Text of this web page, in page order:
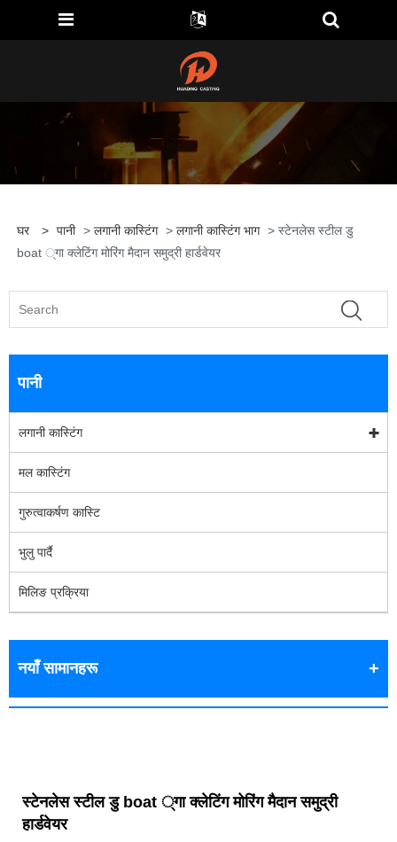
घर > पानी > लगानी कास्टिंग > लगानी कास्टिंग भाग > स्टेनलेस स्टील डु
boat ्गा क्लेटिंग मोरिंग मैदान समुद्री हार्डवेयर
पानी
लगानी कास्टिंग
मल कास्टिंग
गुरुत्वाकर्षण कास्टि
भुलु पार्दै
मिलिङ प्रक्रिया
नयाँ सामानहरू
स्टेनलेस स्टील डु boat ्गा क्लेटिंग मोरिंग मैदान समुद्री
हार्डवेयर